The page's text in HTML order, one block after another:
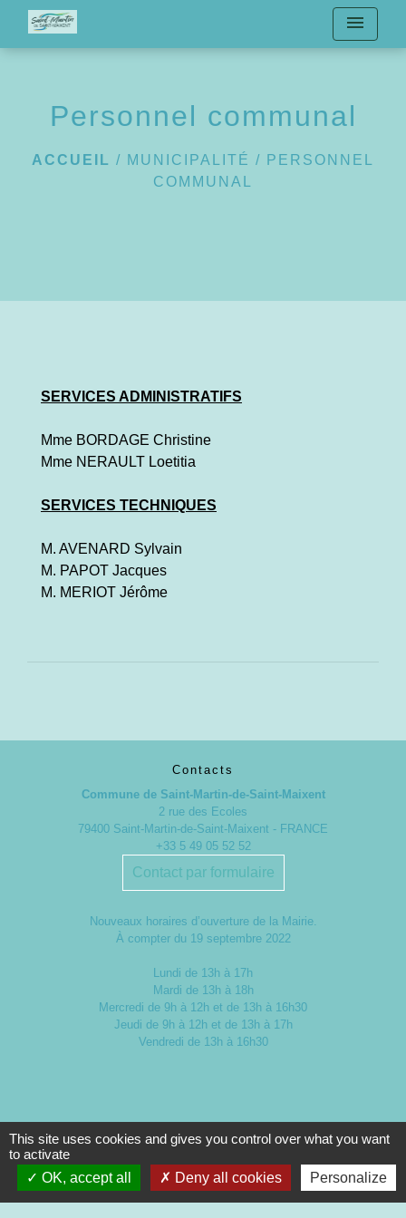
menu
Personnel communal
ACCUEIL / MUNICIPALITÉ / PERSONNEL
COMMUNAL
SERVICES ADMINISTRATIFS
Mme BORDAGE Christine
Mme NERAULT Loetitia
SERVICES TECHNIQUES
M. AVENARD Sylvain
M. PAPOT Jacques
M. MERIOT Jérôme
Contacts
Commune de Saint-Martin-de-Saint-Maixent
2 rue des Ecoles
79400 Saint-Martin-de-Saint-Maixent - FRANCE
+33 5 49 05 52 52
Contact par formulaire
Nouveaux horaires d’ouverture de la Mairie.
À compter du 19 septembre 2022
Lundi de 13h à 17h
Mardi de 13h à 18h
Mercredi de 9h à 12h et de 13h à 16h30
Jeudi de 9h à 12h et de 13h à 17h
Vendredi de 13h à 16h30
Mentions légales - Politique de confidentialité -
Accessibilité - Plan du site - Gestion des cookies
This site uses cookies and gives you control over what you want
to activate
OK, accept all
Deny all cookies Personalize